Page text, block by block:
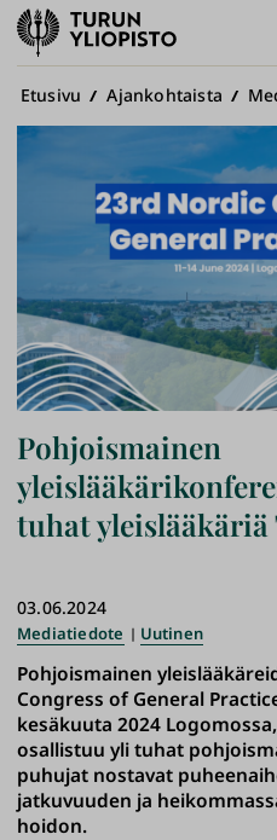
Turun
yliopisto
Murupolku
Etusivu Ajankohtaista
Pohjoismainen
tuhat
03.06.2024
Mediatiedote Uutinen
Pohjoismainen
Congress of General
kesäkuuta 2024
osallistuu yli tuhat
puhujat nostavat
jatkuvuuden ja
hoidon.